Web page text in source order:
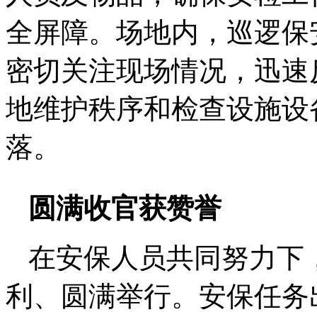
全屏障。场地内，巡逻
密切关注现场情况，迅
地维护秩序和检查设施
落。
圆满收官获赞誉
在安保人员共同努力下
利、圆满举行。安保任